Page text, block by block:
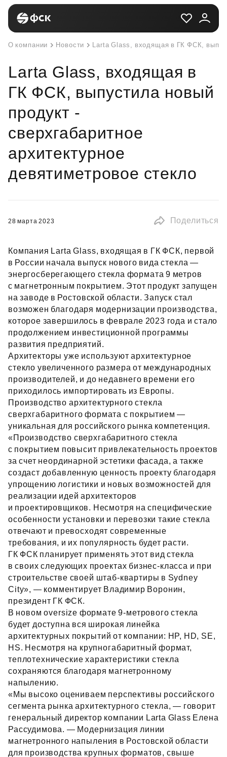
О компании Новости Larta Glass, входящая в ГК ФСК,
Larta Glass, входящая в
ГК ФСК, выпустила новый
продукт -
сверхгабаритное
архитектурное
девятиметровое стекло
28 марта 2023 Поделиться
Компания Larta Glass, входящая в ГК ФСК, первой
в России начала выпуск нового вида стекла —
энергосберегающего стекла формата 9 метров
с магнетронным покрытием. Этот продукт запущен
на заводе в Ростовской области. Запуск стал
возможен благодаря модернизации производства,
которое завершилось в феврале 2023 года и стало
продолжением инвестиционной программы
развития предприятий.
Архитекторы уже используют архитектурное
стекло увеличенного размера от международных
производителей, и до недавнего времени его
приходилось импортировать из Европы.
Производство архитектурного стекла
сверхгабаритного формата с покрытием —
уникальная для российского рынка компетенция.
«Производство сверхгабаритного стекла
с покрытием повысит привлекательность проектов
за счет неординарной эстетики фасада, а также
создаст добавленную ценность проекту благодаря
упрощению логистики и новых возможностей для
реализации идей архитекторов
и проектировщиков. Несмотря на специфические
особенности установки и перевозки такие стекла
отвечают и превосходят современные
требования, и их популярность будет расти.
ГК ФСК планирует применять этот вид стекла
в своих следующих проектах бизнес‑класса и при
строительстве своей штаб‑квартиры в Sydney
City», — комментирует Владимир Воронин,
президент ГК ФСК.
В новом oversize формате 9‑метрового стекла
будет доступна вся широкая линейка
архитектурных покрытий от компании: HP, HD, SE,
HS. Несмотря на крупногабаритный формат,
теплотехнические характеристики стекла
сохраняются благодаря магнетронному
напылению.
«Мы высоко оцениваем перспективы российского
сегмента рынка архитектурного стекла, — говорит
генеральный директор компании Larta Glass Елена
Рассудимова. — Модернизация линии
магнетронного напыления в Ростовской области
для производства крупных форматов, свыше